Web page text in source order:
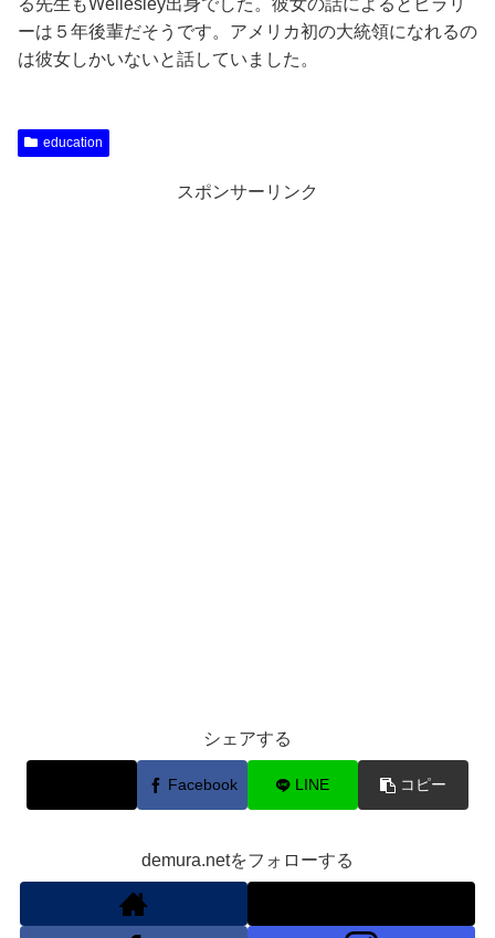
る先生もWellesley出身でした。彼女の話によるとヒラリ
ーは５年後輩だそうです。アメリカ初の大統領になれるの
は彼女しかいないと話していました。
education
スポンサーリンク
シェアする
Facebook LINE コピー
demura.netをフォローする